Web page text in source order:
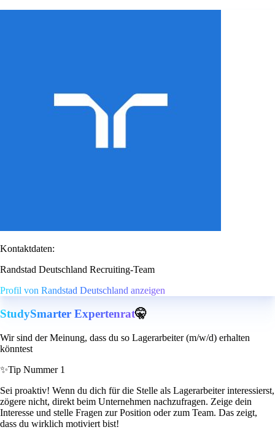
Kontaktdaten:
Randstad Deutschland Recruiting-Team
Profil von Randstad Deutschland anzeigen
StudySmarter Expertenrat🤫
Wir sind der Meinung, dass du so Lagerarbeiter (m/w/d) erhalten
könntest
✨Tip Nummer 1
Sei proaktiv! Wenn du dich für die Stelle als Lagerarbeiter interessierst,
zögere nicht, direkt beim Unternehmen nachzufragen. Zeige dein
Interesse und stelle Fragen zur Position oder zum Team. Das zeigt,
dass du wirklich motiviert bist!